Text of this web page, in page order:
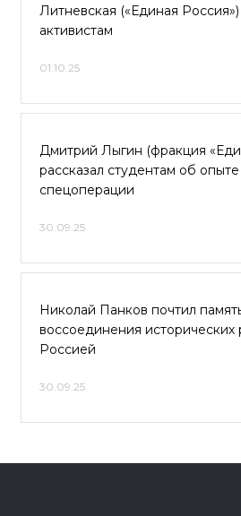
Литневская («Единая
активистам
01.10.25
Дмитрий Лыгин (фракция
рассказал студентам об опыте
спецоперации
30.09.25
Николай Панков почтил
воссоединения исторических
Россией
30.09.25